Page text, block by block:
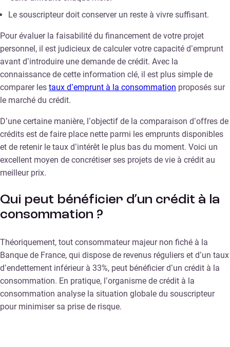
Le souscripteur doit conserver un reste à vivre suffisant.
Pour évaluer la faisabilité du financement de votre projet
personnel, il est judicieux de calculer votre capacité d’emprunt
avant d’introduire une demande de crédit. Avec la
connaissance de cette information clé, il est plus simple de
comparer les taux d’emprunt à la consommation proposés sur
le marché du crédit.
D’une certaine manière, l’objectif de la comparaison d’offres de
crédits est de faire place nette parmi les emprunts disponibles
et de retenir le taux d’intérêt le plus bas du moment. Voici un
excellent moyen de concrétiser ses projets de vie à crédit au
meilleur prix.
Qui peut bénéficier d’un crédit à la
consommation ?
Théoriquement, tout consommateur majeur non fiché à la
Banque de France, qui dispose de revenus réguliers et d’un taux
d’endettement inférieur à 33%, peut bénéficier d’un crédit à la
consommation. En pratique, l’organisme de crédit à la
consommation analyse la situation globale du souscripteur
pour minimiser sa prise de risque.